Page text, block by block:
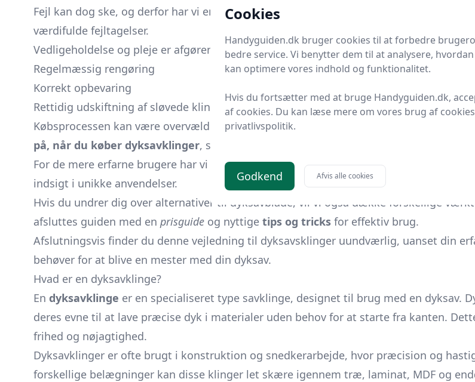
Fejl kan dog ske, og derfor har vi en sektion dedikeret til
værdifulde fejltagelser.
Vedligeholdelse og pleje er afgørende for at forlænger levetiden af dine dyksavklinger
Regelmæssig rengøring
Korrekt opbevaring
Rettidig udskiftning af sløvede klinger
Købsprocessen kan være overvældende med mange mærker og modeller
på, når du køber dyksavklinger, så du kan træffe informerede beslutninger.
For de mere erfarne brugere har vi en sektion omavancerede anvendelser
af
indsigt i unikke anvendelser.
Hvis du undrer dig over alternativer til dyksavblade, vil vi også dække forskellige
afsluttes guiden med en prisguide og nyttige tips og tricks for effektiv brug.
Afslutningsvis finder du denne vejledning til dyksavsklinger uundværlig, uanset din
behøver for at blive en mester med din dyksav.
Hvad er en dyksavklinge?
En dyksavklinge er en specialiseret type savklinge, designet til brug med en dyksav.
deres evne til at lave præcise dyk i materialer uden behov for at starte fra kanten.
frihed og nøjagtighed.
Dyksavklinger er ofte brugt i konstruktion og snedkerarbejde, hvor præcision og
forskellige belægninger kan disse klinger let skære igennem træ, laminat, MDF og
Cookies
Handyguiden.dk bruger cookies til at forbedre
bedre service. Vi benytter dem til at analysere,
kan optimere vores indhold og funktionalitet.
Hvis du fortsætter med at bruge Handyguiden.dk,
af cookies. Du kan læse mere om vores brug af
privatlivspolitik.
Godkend Afvis alle cookies